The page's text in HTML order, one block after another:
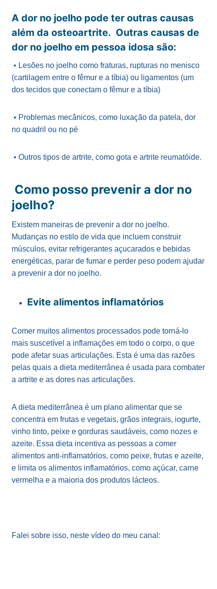
A dor no joelho pode ter outras causas
além da osteoartrite. Outras causas de
dor no joelho em pessoa idosa são:
• Lesões no joelho como fraturas, rupturas no menisco
(cartilagem entre o fêmur e a tíbia) ou ligamentos (um
dos tecidos que conectam o fêmur e a tíbia)
• Problemas mecânicos, como luxação da patela, dor
no quadril ou no pé
• Outros tipos de artrite, como gota e artrite reumatóide.
Como posso prevenir a dor no
joelho?
Existem maneiras de prevenir a dor no joelho.
Mudanças no estilo de vida que incluem construir
músculos, evitar refrigerantes açucarados e bebidas
energéticas, parar de fumar e perder peso podem ajudar
a prevenir a dor no joelho.
Evite alimentos inflamatórios
Comer muitos alimentos processados ​​pode torná-lo
mais suscetível a inflamações em todo o corpo, o que
pode afetar suas articulações. Esta é uma das razões
pelas quais a dieta mediterrânea é usada para combater
a artrite e as dores nas articulações.
A dieta mediterrânea é um plano alimentar que se
concentra em frutas e vegetais, grãos integrais, iogurte,
vinho tinto, peixe e gorduras saudáveis, como nozes e
azeite. Essa dieta incentiva as pessoas a comer
alimentos anti-inflamatórios, como peixe, frutas e azeite,
e limita os alimentos inflamatórios, como açúcar, carne
vermelha e a maioria dos produtos lácteos.
Falei sobre isso, neste vídeo do meu canal: